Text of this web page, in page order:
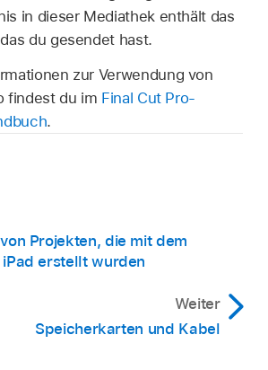
in dieser Mediathek enthält das
du gesendet hast.
zur Verwendung von
findest du im Final Cut Pro-
.
Projekten, die mit dem
iPad erstellt wurden
Weiter
Speicherkarten und Kabel